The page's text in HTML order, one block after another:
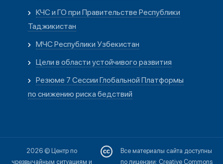
КЧС и ГО при Правительстве Республики
Таджикистан
МЧС Республики Узбекистан
Цели в области устойчивого развития
Резюме 7 Сессии Глобальной Платформы
по снижению риска бедствий
2026 © Центр по
чрезвычайным ситуациям и
Все материалы сайта доступны
по лицензии: Creative Commons